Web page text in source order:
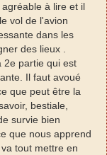
à lire et il
vol de l'avion
dans les
des lieux .
2e partie qui est
Il faut avoué
que peut être la
bestiale,
survie bien
que nous apprend
tout mettre en